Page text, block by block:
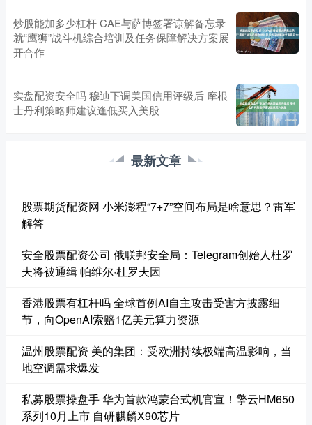
炒股能加多少杠杆 CAE与萨博签署谅解备忘录
就“鹰狮”战斗机综合培训及任务保障解决方案展
开合作
实盘配资安全吗 穆迪下调美国信用评级后 摩根
士丹利策略师建议逢低买入美股
最新文章
股票期货配资网 小米澎程“7+7”空间布局是啥意思？雷军
解答
安全股票配资公司 俄联邦安全局：Telegram创始人杜罗
夫将被通缉 帕维尔·杜罗夫因
香港股票有杠杆吗 全球首例AI自主攻击受害方披露细
节，向OpenAI索赔1亿美元算力资源
温州股票配资 美的集团：受欧洲持续极端高温影响，当
地空调需求爆发
私募股票操盘手 华为首款鸿蒙台式机官宣！擎云HM650
系列10月上市 自研麒麟X90芯片